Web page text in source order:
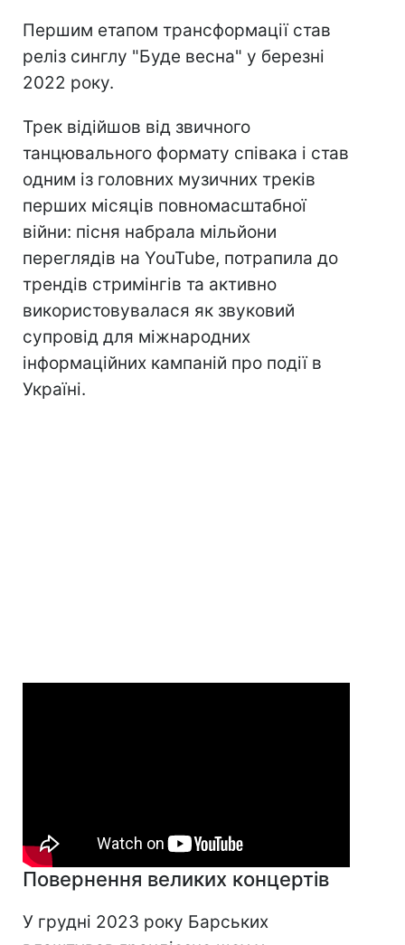
Першим етапом трансформації став
реліз синглу "Буде весна" у березні
2022 року.
Трек відійшов від звичного
танцювального формату співака і став
одним із головних музичних треків
перших місяців повномасштабної
війни: пісня набрала мільйони
переглядів на YouTube, потрапила до
трендів стримінгів та активно
використовувалася як звуковий
супровід для міжнародних
інформаційних кампаній про події в
Україні.
Повернення великих концертів
У грудні 2023 року Барських